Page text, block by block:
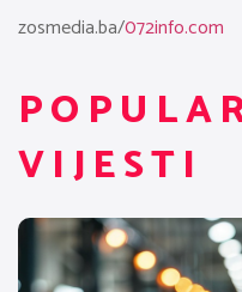
zosmedia.ba/072info.com
VIJESTI